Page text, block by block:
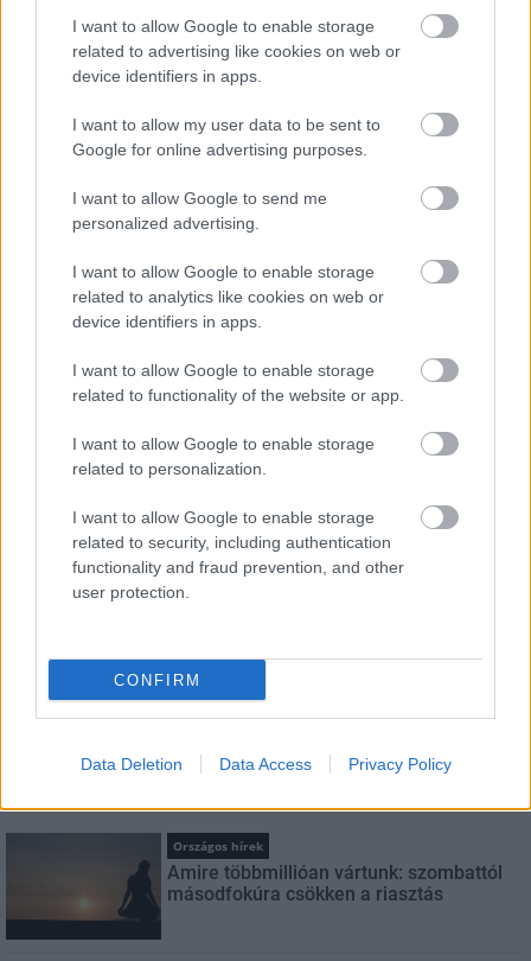
I want to allow Google to enable storage
related to advertising like cookies on web or
device identifiers in apps.
I want to allow my user data to be sent to
Google for online advertising purposes.
I want to allow Google to send me
personalized advertising.
I want to allow Google to enable storage
related to analytics like cookies on web or
device identifiers in apps.
I want to allow Google to enable storage
related to functionality of the website or app.
I want to allow Google to enable storage
related to personalization.
I want to allow Google to enable storage
related to security, including authentication
functionality and fraud prevention, and other
user protection.
CONFIRM
Data Deletion Data Access Privacy Policy
Történelmi táj, amelynek minden köve
M1 bővítés: már zajlik a teljesen új
Bicske Kelet csomópont építése
HÍRLEVÉL
E-mail cím
Országos hírek
Amire többmillióan vártunk: szombattól
másodfokúra csökken a riasztás